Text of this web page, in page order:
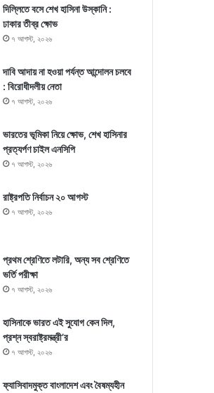
দিল্লিতে বসে শেখ হাসিনা উস্কানি :
ঢাকার তীব্র ক্ষোভ
৭ আগস্ট, ২০২৬
দাবি আদায় না হওয়া পর্যন্ত আন্দোলন চলবে
: বিরোধীদলীয় নেতা
৭ আগস্ট, ২০২৬
ভারতের ভূমিকা নিয়ে ক্ষোভ, শেখ হাসিনার
প্রত্যর্পণ চাইল এনসিপি
৭ আগস্ট, ২০২৬
রাষ্ট্রপতি নির্বাচন ২০ আগস্ট
৭ আগস্ট, ২০২৬
প্রথম শ্রেণিতে লটারি, অন্য সব শ্রেণিতে
ভর্তি পরীক্ষা
৭ আগস্ট, ২০২৬
হাসিনাকে ভারত এই সুযোগ কেন দিল,
প্রশ্ন স্বরাষ্ট্রমন্ত্রী’র
৭ আগস্ট, ২০২৬
ফ্যাসিবাদমুক্ত বাংলাদেশ এবং বৈষম্যহীন